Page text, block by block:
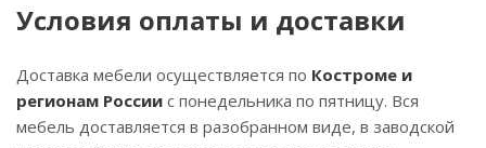
Условия оплаты и доставки
Доставка мебели осуществляется по Костроме и
регионам России с понедельника по пятницу. Вся
мебель доставляется в разобранном виде, в заводской